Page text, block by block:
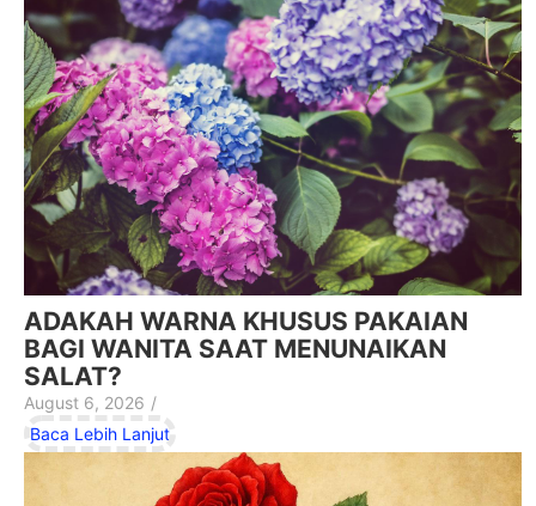
ADAKAH WARNA KHUSUS PAKAIAN
BAGI WANITA SAAT MENUNAIKAN
SALAT?
August 6, 2026 /
Baca Lebih Lanjut